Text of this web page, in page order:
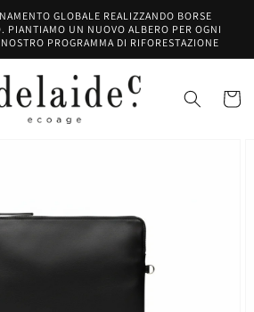
GLOBALE REALIZZANDO BORSE
PIANTIAMO UN NUOVO ALBERO PER OGNI
PROGRAMMA DI RIFORESTAZIONE
Carrello